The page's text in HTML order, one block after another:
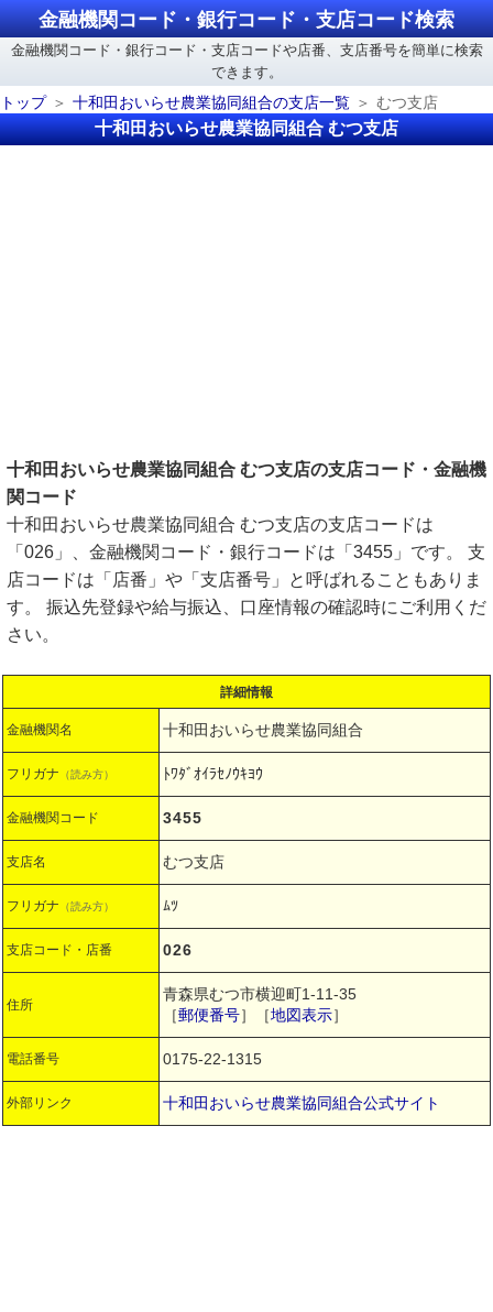
金融機関コード・銀行コード・支店コード検索
金融機関コード・銀行コード・支店コードや店番、支店番号を簡単に検索
できます。
トップ
十和田おいらせ農業協同組合の支店一覧 むつ支店
十和田おいらせ農業協同組合 むつ支店
十和田おいらせ農業協同組合 むつ支店の支店コード・金融機
関コード
十和田おいらせ農業協同組合 むつ支店の支店コードは
「026」、金融機関コード・銀行コードは「3455」です。 支
店コードは「店番」や「支店番号」と呼ばれることもありま
す。 振込先登録や給与振込、口座情報の確認時にご利用くだ
さい。
詳細情報
金融機関名 十和田おいらせ農業協同組合
フリガナ （読み方） ﾄﾜﾀﾞｵｲﾗｾﾉｳｷﾖｳ
金融機関コード 3455
支店名 むつ支店
フリガナ （読み方） ﾑﾂ
支店コード・店番 026
住所
青森県むつ市横迎町1-11-35
［郵便番号］［地図表示］
電話番号 0175-22-1315
外部リンク 十和田おいらせ農業協同組合公式サイト